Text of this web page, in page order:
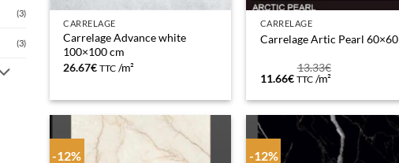
(3)
(3)
CARRELAGE
Carrelage Advance white
100×100 cm
26.67€ TTC /m²
CARRELAGE
Carrelage Artic Pearl 60×60
13.33€
Le
initial
13.33€.
11.66€Le
actuel
11.66€.
TTC /m²
-12% -12%